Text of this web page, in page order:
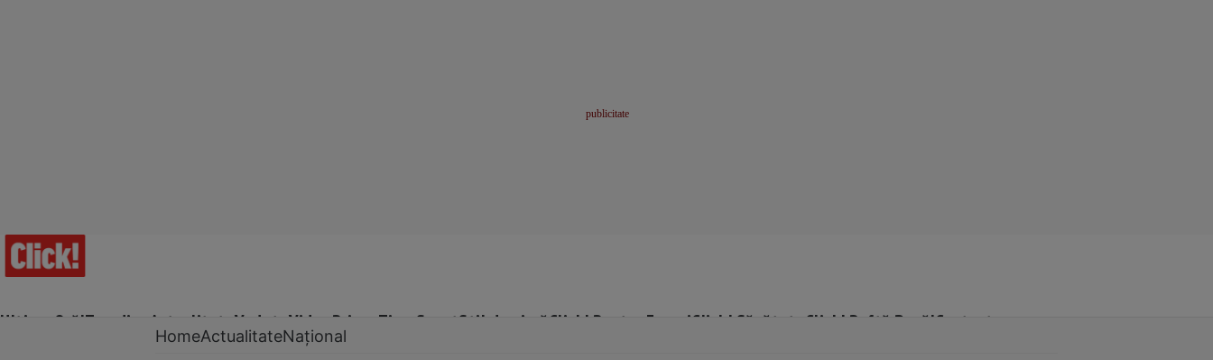
Ultima Oră!Trending Actualitate Vedete Video Prime Time SportStil de viațăClick! Pentru FemeiClick! Sănătate Click! Poftă Bună!Contact
HomeActualitateNațional